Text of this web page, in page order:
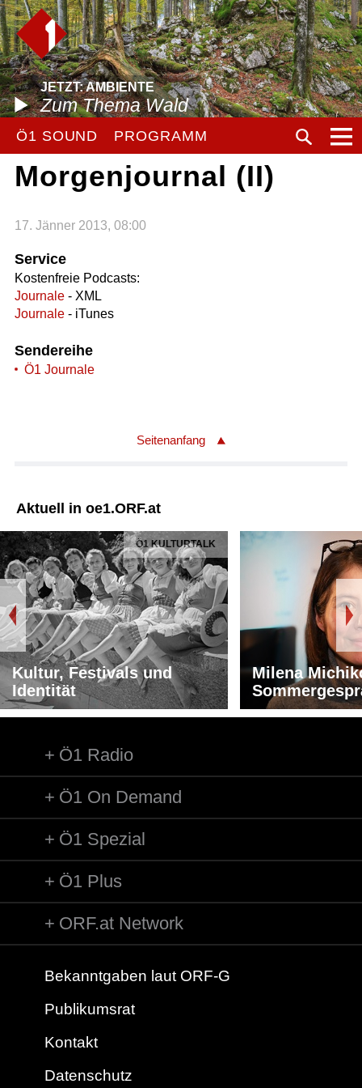
JETZT: AMBIENTE
Zum Thema Wald
Ö1 SOUND PROGRAMM
Morgenjournal (II)
17. Jänner 2013, 08:00
Service
Kostenfreie Podcasts:
Journale- XML
Journale- iTunes
Sendereihe
Ö1 Journale
Seitenanfang
Aktuell in oe1.ORF.at
Ö1 KULTURTALK
Kultur, Festivals und
Identität
Milena
Ö1 Radio
Ö1 On Demand
Ö1 Spezial
Ö1 Plus
ORF.at Network
Bekanntgaben laut ORF-G
Publikumsrat
Kontakt
Datenschutz